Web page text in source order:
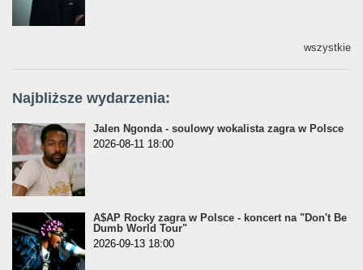
wszystkie
Najbliższe wydarzenia:
Jalen Ngonda - soulowy wokalista zagra w Polsce
2026-08-11 18:00
A$AP Rocky zagra w Polsce - koncert na "Don't Be
Dumb World Tour"
2026-09-13 18:00